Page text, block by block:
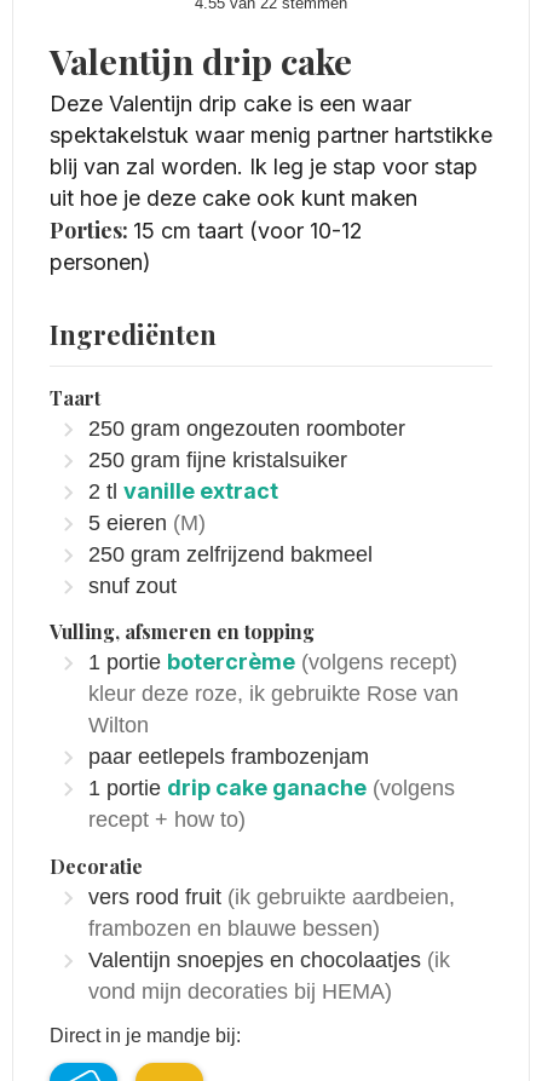
Valentijn drip cake
Deze Valentijn drip cake is een waar
spektakelstuk waar menig partner hartstikke
blij van zal worden. Ik leg je stap voor stap
uit hoe je deze cake ook kunt maken
Porties: 15 cm taart (voor 10-12
personen)
Ingrediënten
Taart
250 gram ongezouten roomboter
250 gram fijne kristalsuiker
2 tl vanille extract
5 eieren (M)
250 gram zelfrijzend bakmeel
snuf zout
Vulling, afsmeren en topping
1 portie botercrème (volgens recept)
kleur deze roze, ik gebruikte Rose van
Wilton
paar eetlepels frambozenjam
1 portie drip cake ganache (volgens
recept + how to)
Decoratie
vers rood fruit (ik gebruikte aardbeien,
frambozen en blauwe bessen)
Valentijn snoepjes en chocolaatjes (ik
vond mijn decoraties bij HEMA)
Direct in je mandje bij: